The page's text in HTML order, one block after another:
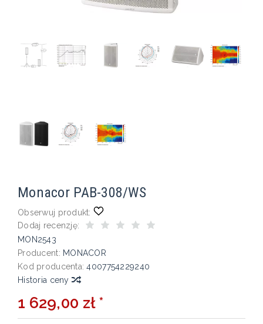
Monacor PAB-308/WS
Obserwuj produkt:
Dodaj recenzję:
MON2543
Producent: MONACOR
Kod producenta: 4007754229240
Historia ceny
1 629,00 zł *